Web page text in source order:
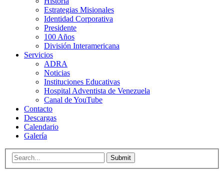
Estrategias Misionales
Identidad Corporativa
Presidente
100 Años
División Interamericana
Servicios
ADRA
Noticias
Instituciones Educativas
Hospital Adventista de Venezuela
Canal de YouTube
Contacto
Descargas
Calendario
Galería
Submit